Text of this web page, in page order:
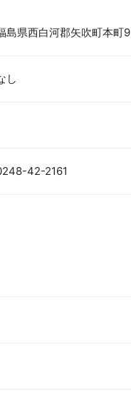
島県西白河郡矢吹町本町9
し
42-2161